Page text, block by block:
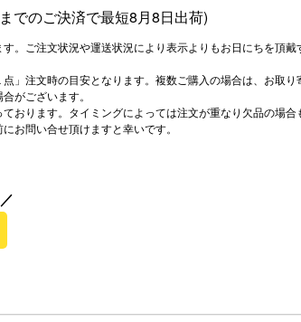
でのご決済で最短8月8日出荷)
す。ご注文状況や運送状況により表示よりもお日にちを頂戴
点」注文時の目安となります。複数ご購入の場合は、お取り
がございます。
おります。タイミングによっては注文が重なり欠品の場合
お問い合せ頂けますと幸いです。